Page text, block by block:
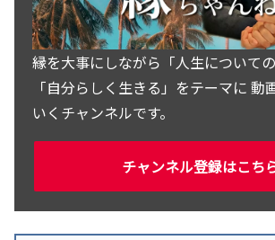
縁を大事にしながら「人生について
「自分らしく生きる」をテーマに 動
いくチャンネルです。
チャンネル登録はこち